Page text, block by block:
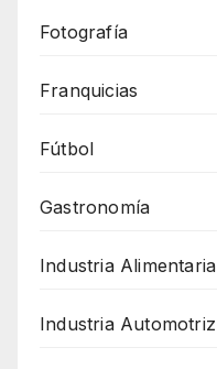
Fotografía
Franquicias
Fútbol
Gastronomía
Industria Alimentaria
Industria Automotriz